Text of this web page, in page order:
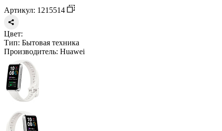
Артикул: 1215514
Цвет:
Тип: Бытовая техника
Производитель: Huawei